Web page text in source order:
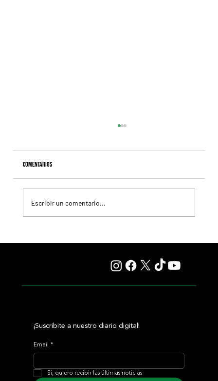
Comentarios
Escribir un comentario...
¡Suscribite a nuestro diario digital!
Email *
Si, quiero recibir las últimas noticias